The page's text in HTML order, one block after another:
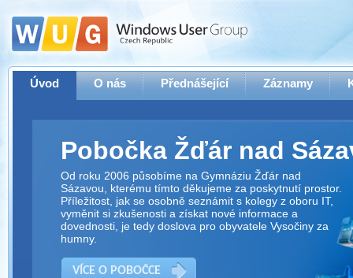
Úvod O nás Přednášející Záznamy
Pobočka Žďár nad
Od roku 2006 působíme na Gymnáziu Žďár nad
Sázavou, kterému tímto děkujeme za poskytnutí prostor.
Příležitost, jak se osobně seznámit s kolegy z oboru IT,
vyměnit si zkušenosti a získat nové informace a
dovednosti, je tedy doslova pro obyvatele Vysočiny za
humny.
VÍCE O POBOČCE